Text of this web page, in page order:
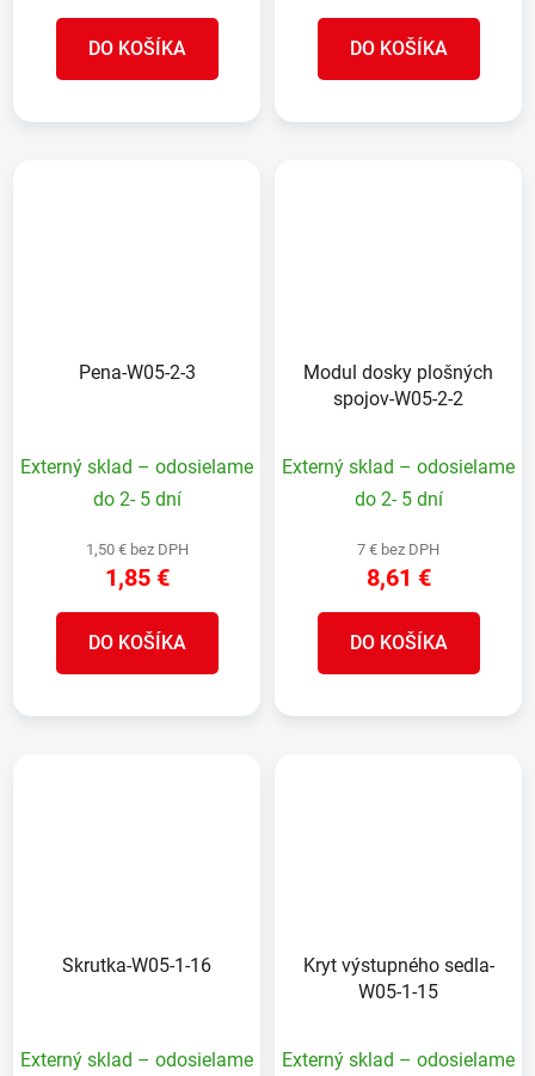
DO KOŠÍKA DO KOŠÍKA
Pena-W05-2-3
Externý sklad – odosielame
do 2- 5 dní
1,50 € bez DPH
1,85 €
DO KOŠÍKA
Modul dosky plošných
spojov-W05-2-2
Externý sklad – odosielame
do 2- 5 dní
7 € bez DPH
8,61 €
DO KOŠÍKA
Skrutka-W05-1-16
Externý sklad – odosielame
Kryt výstupného sedla-
W05-1-15
Externý sklad – odosielame